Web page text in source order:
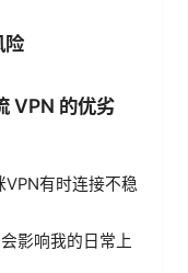
险
VPN 的优劣
VPN有时连接不稳
影响我的日常上